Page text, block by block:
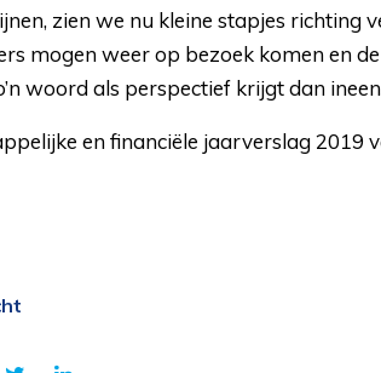
zien we nu kleine stapjes richting
mogen weer op bezoek komen en
woord als perspectief krijgt dan
en financiële jaarverslag 2019